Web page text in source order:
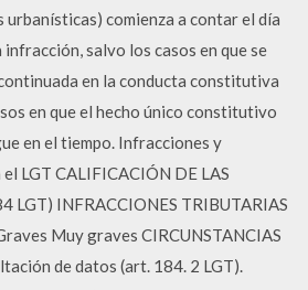
comienza a contar el día
infracción, salvo los casos en que se
en la conducta constitutiva
en que el hecho único constitutivo
en el tiempo. Infracciones y
LGT CALIFICACIÓN DE LAS
LGT) INFRACCIONES TRIBUTARIAS
Muy graves CIRCUNSTANCIAS
de datos (art. 184. 2 LGT).